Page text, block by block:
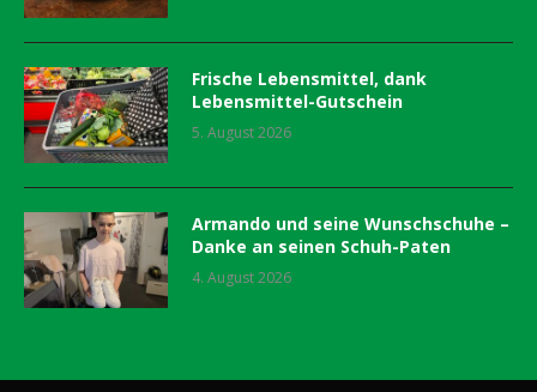
Frische Lebensmittel, dank
Lebensmittel-Gutschein
5. August 2026
Armando und seine Wunschschuhe –
Danke an seinen Schuh-Paten
4. August 2026